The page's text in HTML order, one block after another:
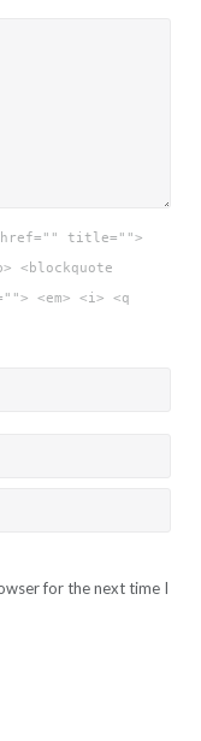
href="" title="">
<blockquote
<em> <i> <q
for the next time I